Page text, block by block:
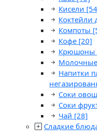
Кисели
Коктейли
Компоты
Кофе [20]
Крюшоны
Напитки
Соки
Соки
Чай [28]
Сладкие